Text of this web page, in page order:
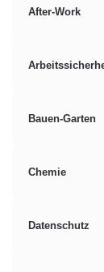
After-Work
Bauen-Garten
Chemie
Datenschutz